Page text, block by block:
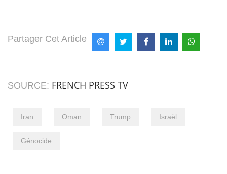
Partager Cet Article
SOURCE: FRENCH PRESS TV
Iran Oman Trump Israël
Génocide